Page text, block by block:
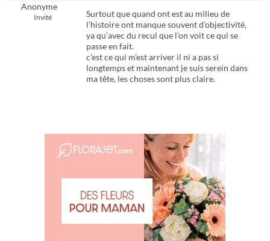
Anonyme
Invité
Surtout que quand ont est au milieu de
l’histoire ont manque souvent d’objectivité,
ya qu’avec du recul que l’on voit ce qui se
passe en fait.
c’est ce qui m’est arriver il ni a pas si
longtemps et maintenant je suis serein dans
ma tête, les choses sont plus claire.